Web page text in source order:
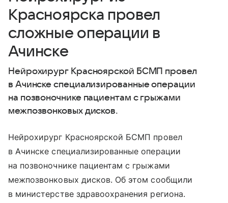
Красноярска провел
сложные операции в
Ачинске
Нейрохирург Красноярской БСМП провел
в Ачинске специализированные операции
на позвоночнике пациентам с грыжами
межпозвонковых дисков.
Нейрохирург Красноярской БСМП провел
в Ачинске специализированные операции
на позвоночнике пациентам с грыжами
межпозвонковых дисков. Об этом сообщили
в министерстве здравоохранения региона.